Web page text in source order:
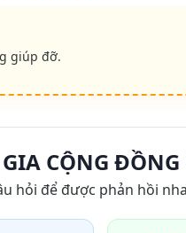
giúp đỡ.
CỘNG ĐỒNG
hỏi để được phản hồi